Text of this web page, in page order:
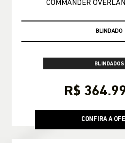
PRONTA-
BLINDADOS
R$
CONFIRA A